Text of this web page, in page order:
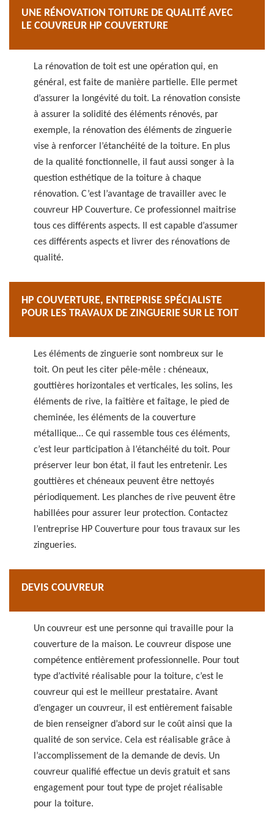
UNE RÉNOVATION TOITURE DE QUALITÉ AVEC
LE COUVREUR HP COUVERTURE
La rénovation de toit est une opération qui, en
général, est faite de manière partielle. Elle permet
d’assurer la longévité du toit. La rénovation consiste
à assurer la solidité des éléments rénovés, par
exemple, la rénovation des éléments de zinguerie
vise à renforcer l’étanchéité de la toiture. En plus
de la qualité fonctionnelle, il faut aussi songer à la
question esthétique de la toiture à chaque
rénovation. C’est l’avantage de travailler avec le
couvreur HP Couverture. Ce professionnel maitrise
tous ces différents aspects. Il est capable d’assumer
ces différents aspects et livrer des rénovations de
qualité.
HP COUVERTURE, ENTREPRISE SPÉCIALISTE
POUR LES TRAVAUX DE ZINGUERIE SUR LE TOIT
Les éléments de zinguerie sont nombreux sur le
toit. On peut les citer pêle-mêle : chéneaux,
gouttières horizontales et verticales, les solins, les
éléments de rive, la faîtière et faîtage, le pied de
cheminée, les éléments de la couverture
métallique… Ce qui rassemble tous ces éléments,
c’est leur participation à l’étanchéité du toit. Pour
préserver leur bon état, il faut les entretenir. Les
gouttières et chéneaux peuvent être nettoyés
périodiquement. Les planches de rive peuvent être
habillées pour assurer leur protection. Contactez
l’entreprise HP Couverture pour tous travaux sur les
zingueries.
DEVIS COUVREUR
Un couvreur est une personne qui travaille pour la
couverture de la maison. Le couvreur dispose une
compétence entièrement professionnelle. Pour tout
type d’activité réalisable pour la toiture, c’est le
couvreur qui est le meilleur prestataire. Avant
d’engager un couvreur, il est entièrement faisable
de bien renseigner d’abord sur le coût ainsi que la
qualité de son service. Cela est réalisable grâce à
l’accomplissement de la demande de devis. Un
couvreur qualifié effectue un devis gratuit et sans
engagement pour tout type de projet réalisable
pour la toiture.